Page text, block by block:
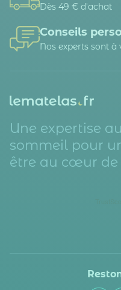
Dès 49 € d'achat
Conseils
Nos experts sont à
Une expertise
sommeil pour
être au cœur de